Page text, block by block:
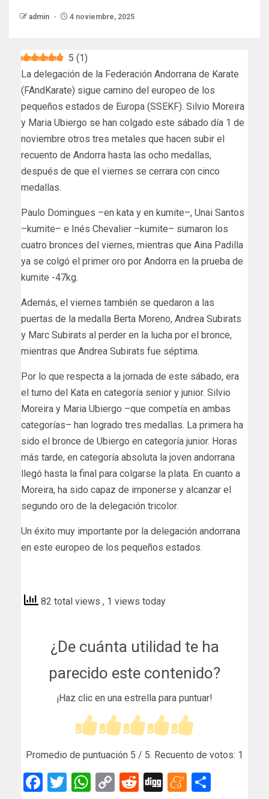
admin 4 noviembre, 2025
5 (1)
La delegación de la Federación Andorrana de Karate
(FAndKarate) sigue camino del europeo de los
pequeños estados de Europa (SSEKF). Silvio Moreira
y Maria Ubiergo se han colgado este sábado día 1 de
noviembre otros tres metales que hacen subir el
recuento de Andorra hasta las ocho medallas,
después de que el viernes se cerrara con cinco
medallas.
Paulo Domingues –en kata y en kumite–, Unai Santos
–kumite– e Inés Chevalier –kumite– sumaron los
cuatro bronces del viernes, mientras que Aina Padilla
ya se colgó el primer oro por Andorra en la prueba de
kumite -47kg.
Además, el viernes también se quedaron a las
puertas de la medalla Berta Moreno, Andrea Subirats
y Marc Subirats al perder en la lucha por el bronce,
mientras que Andrea Subirats fue séptima.
Por lo que respecta a la jornada de este sábado, era
el turno del Kata en categoría senior y junior. Silvio
Moreira y Maria Ubiergo –que competía en ambas
categorías– han logrado tres medallas. La primera ha
sido el bronce de Ubiergo en categoría junior. Horas
más tarde, en categoría absoluta la joven andorrana
llegó hasta la final para colgarse la plata. En cuanto a
Moreira, ha sido capaz de imponerse y alcanzar el
segundo oro de la delegación tricolor.
Un éxito muy importante por la delegación andorrana
en este europeo de los pequeños estados.
82 total views , 1 views today
¿De cuánta utilidad te ha
parecido este contenido?
¡Haz clic en una estrella para puntuar!
Promedio de puntuación 5 / 5. Recuento de votos: 1
Facebook
Twitter
WhatsApp
CopyReddit
Digg